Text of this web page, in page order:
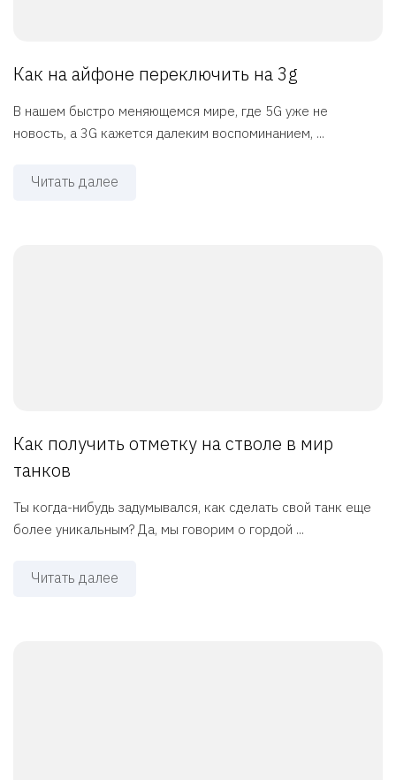
Как на айфоне переключить на 3g
В нашем быстро меняющемся мире, где 5G уже не
новость, а 3G кажется далеким воспоминанием, ...
Читать далее
Как получить отметку на стволе в мир
танков
Ты когда-нибудь задумывался, как сделать свой танк еще
более уникальным? Да, мы говорим о гордой ...
Читать далее